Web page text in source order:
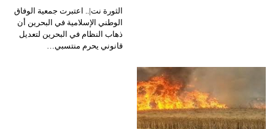
الثورة نت|.. اعتبرت جمعية الوفاق
الوطني الإسلامية في البحرين أن
ذهاب النظام في البحرين لتعديل
قانوني يحرم منتسبي…